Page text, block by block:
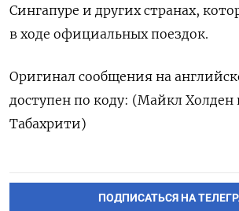
‌Сингапуре и других странах,
в ходе официальных поездок.
Оригинал ​сообщения на
доступен по коду: (‌Майкл Холден
Табахрити)
ПОДПИСАТЬСЯ НА